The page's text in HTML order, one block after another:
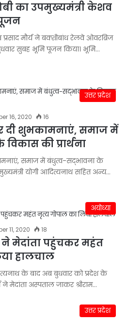
का उपमुख्यमंत्री केशव
मौर्य ने बक्शीबांध रेलवे ओवरब्रिज
सुबह भूमि पूजन किया। भूमि…
उत्तर प्रदेश
16, 2020 16
दी शुभकामनाएं, समाज में
की प्रार्थना
समाज में बंधुत्व-सद्भावना के
योगी आदित्यनाथ सहित अन्य…
अयोध्या
11, 2020 18
मेदांता पहुंचकर महंत
हालचाल
के बाद अब बुधवार को प्रदेश के
मेदांता अस्पताल जाकर श्रीराम…
उत्तर प्रदेश